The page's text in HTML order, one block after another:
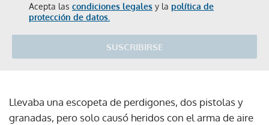
Acepta las condiciones legales y la política de
protección de datos.
SUSCRIBIRSE
Llevaba una escopeta de perdigones, dos pistolas y
granadas, pero solo causó heridos con el arma de aire